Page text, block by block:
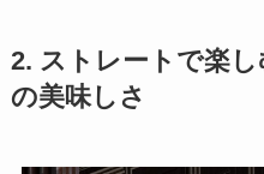
2. ストレートで楽
の美味しさ